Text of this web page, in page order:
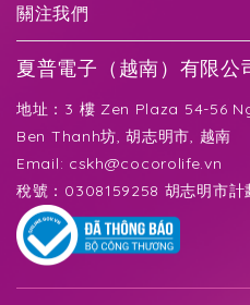
關注我們
夏普電子（越南）有限公
地址：3 樓 Zen Plaza 54-56
Ben Thanh坊, 胡志明市, 越南
Email: cskh@cocorolife.vn
稅號：0308159258 胡志明市